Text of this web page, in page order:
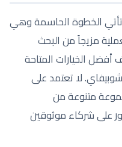
تأتي الخطوة الحاسمة وهي
مزيجاً من البحث
الخيارات المتاحة
لا تعتمد على
متنوعة من
على شركاء موثوقين